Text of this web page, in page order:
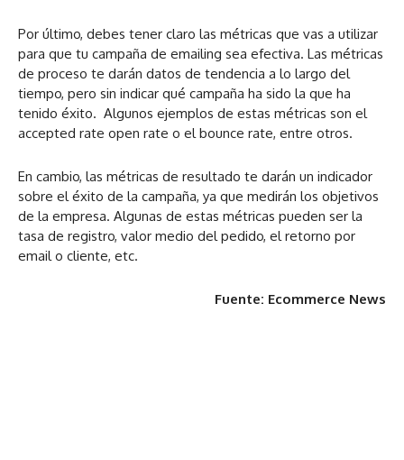
Por último, debes tener claro las métricas que vas a utilizar
para que tu campaña de emailing sea efectiva. Las métricas
de proceso te darán datos de tendencia a lo largo del
tiempo, pero sin indicar qué campaña ha sido la que ha
tenido éxito. Algunos ejemplos de estas métricas son el
accepted rate open rate o el bounce rate, entre otros.
En cambio, las métricas de resultado te darán un indicador
sobre el éxito de la campaña, ya que medirán los objetivos
de la empresa. Algunas de estas métricas pueden ser la
tasa de registro, valor medio del pedido, el retorno por
email o cliente, etc.
Fuente: Ecommerce News